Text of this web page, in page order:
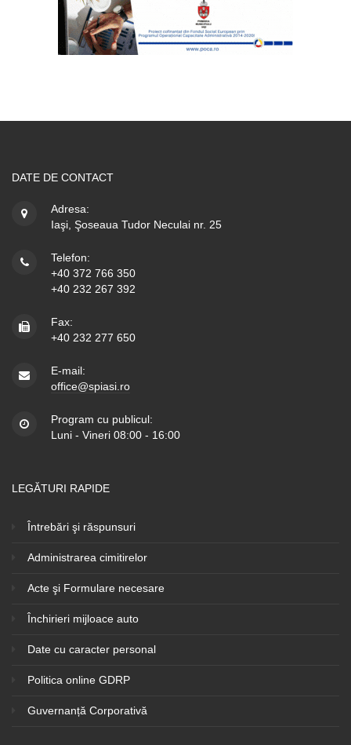
DATE DE CONTACT
Adresa:
Iaşi, Şoseaua Tudor Neculai nr. 25
Telefon:
+40 372 766 350
+40 232 267 392
Fax:
+40 232 277 650
E-mail:
office@spiasi.ro
Program cu publicul:
Luni - Vineri 08:00 - 16:00
LEGĂTURI RAPIDE
Întrebări şi răspunsuri
Administrarea cimitirelor
Acte şi Formulare necesare
Închirieri mijloace auto
Date cu caracter personal
Politica online GDRP
Guvernanță Corporativă